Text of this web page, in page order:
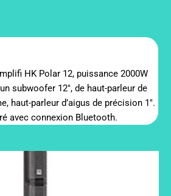
HK Polar 12, puissance 2000W
subwoofer 12″, de haut-parleur de
haut-parleur d’aigus de précision 1″.
avec connexion Bluetooth.